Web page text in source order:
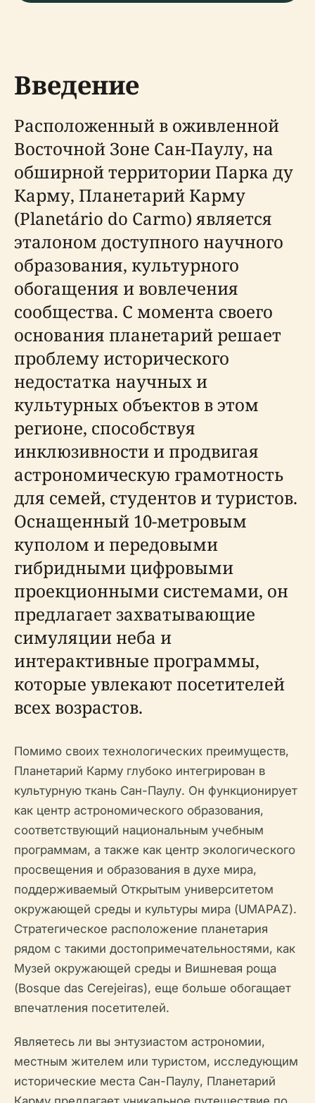
Введение
Расположенный в оживленной
Восточной Зоне Сан-Паулу, на
обширной территории Парка ду
Карму, Планетарий Карму
(Planetário do Carmo) является
эталоном доступного научного
образования, культурного
обогащения и вовлечения
сообщества. С момента своего
основания планетарий решает
проблему исторического
недостатка научных и
культурных объектов в этом
регионе, способствуя
инклюзивности и продвигая
астрономическую грамотность
для семей, студентов и туристов.
Оснащенный 10-метровым
куполом и передовыми
гибридными цифровыми
проекционными системами, он
предлагает захватывающие
симуляции неба и
интерактивные программы,
которые увлекают посетителей
всех возрастов.
Помимо своих технологических преимуществ,
Планетарий Карму глубоко интегрирован в
культурную ткань Сан-Паулу. Он функционирует
как центр астрономического образования,
соответствующий национальным учебным
программам, а также как центр экологического
просвещения и образования в духе мира,
поддерживаемый Открытым университетом
окружающей среды и культуры мира (UMAPAZ).
Стратегическое расположение планетария
рядом с такими достопримечательностями, как
Музей окружающей среды и Вишневая роща
(Bosque das Cerejeiras), еще больше обогащает
впечатления посетителей.
Являетесь ли вы энтузиастом астрономии,
местным жителем или туристом, исследующим
исторические места Сан-Паулу, Планетарий